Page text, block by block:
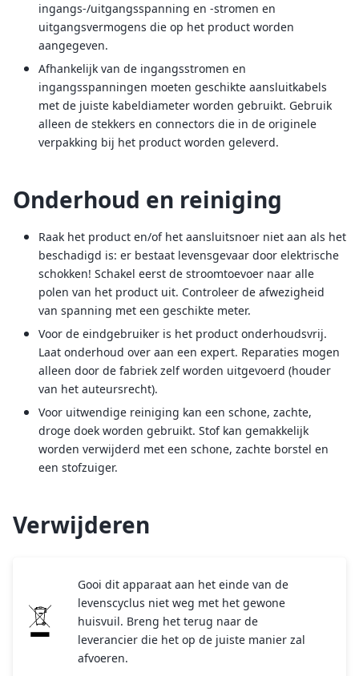
ingangs-/uitgangsspanning en -stromen en
uitgangsvermogens die op het product worden
aangegeven.
Afhankelijk van de ingangsstromen en
ingangsspanningen moeten geschikte aansluitkabels
met de juiste kabeldiameter worden gebruikt. Gebruik
alleen de stekkers en connectors die in de originele
verpakking bij het product worden geleverd.
Onderhoud en reiniging
Raak het product en/of het aansluitsnoer niet aan als het
beschadigd is: er bestaat levensgevaar door elektrische
schokken! Schakel eerst de stroomtoevoer naar alle
polen van het product uit. Controleer de afwezigheid
van spanning met een geschikte meter.
Voor de eindgebruiker is het product onderhoudsvrij.
Laat onderhoud over aan een expert. Reparaties mogen
alleen door de fabriek zelf worden uitgevoerd (houder
van het auteursrecht).
Voor uitwendige reiniging kan een schone, zachte,
droge doek worden gebruikt. Stof kan gemakkelijk
worden verwijderd met een schone, zachte borstel en
een stofzuiger.
Verwijderen
Gooi dit apparaat aan het einde van de
levenscyclus niet weg met het gewone
huisvuil. Breng het terug naar de
leverancier die het op de juiste manier zal
afvoeren.